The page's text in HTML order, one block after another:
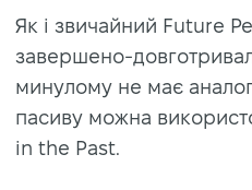
Як і звичайний Future
завершено-
минулому не має
пасиву можна
in the Past.